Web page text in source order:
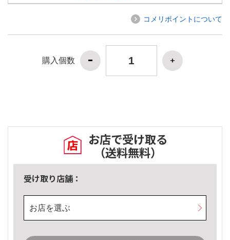
コメリポイントについて
購入個数
お店で受け取る
（送料無料）
受け取り店舗：
お店を選ぶ